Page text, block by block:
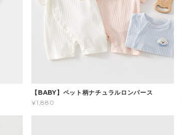
【BABY】ペット柄ナチュラルロンパース
¥1,880